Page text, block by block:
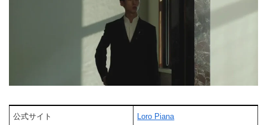
公式サイト Loro Piana